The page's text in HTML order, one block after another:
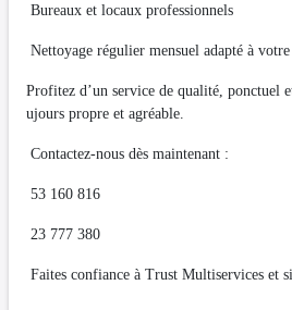
Bureaux et locaux professionnels
Nettoyage régulier mensuel adapté à
Profitez d’un service de qualité, ponctuel
ujours propre et agréable.
Contactez-nous dès maintenant :
53 160 816
23 777 380
Faites confiance à Trust Multiservices et